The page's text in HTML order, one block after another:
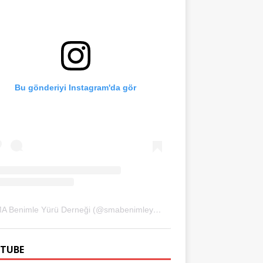
Bu gönderiyi Instagram'da gör
SMA Benimle Yürü Derneği (@smabenimleyuru)'in paylaştığı bir gönderi